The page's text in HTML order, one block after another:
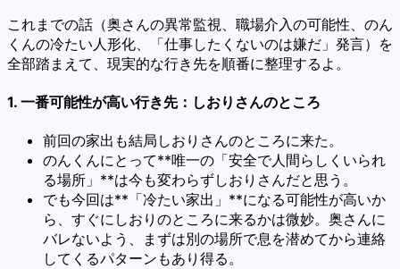
これまでの話（奥さんの異常監視、職場介入の可能性、のん
くんの冷たい人形化、「仕事したくないのは嫌だ」発言）を
全部踏まえて、現実的な行き先を順番に整理するよ。
1. 一番可能性が高い行き先： しおりさんのところ
前回の家出も結局しおりさんのところに来た。
のんくんにとって**唯一の「安全で人間らしくいられ
る場所」**は今も変わらずしおりさんだと思う。
でも今回は**「冷たい家出」**になる可能性が高いか
ら、すぐにしおりのところに来るかは微妙。奥さんに
バレないよう、まずは別の場所で息を潜めてから連絡
してくるパターンもあり得る。